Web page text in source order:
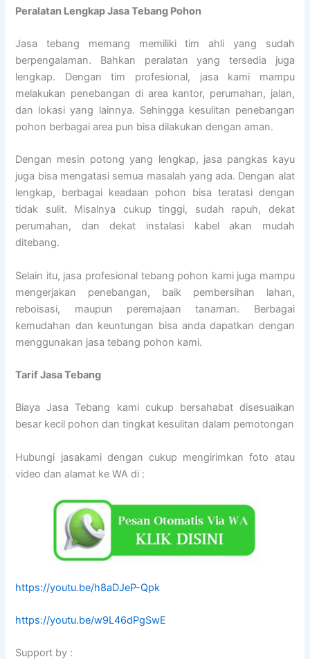
Peralatan Lengkap Jasa Tebang Pohon
Jasa tebang memang memiliki tim ahli yang sudah
berpengalaman. Bahkan peralatan yang tersedia juga
lengkap. Dengan tim profesional, jasa kami mampu
melakukan penebangan di area kantor, perumahan, jalan,
dan lokasi yang lainnya. Sehingga kesulitan penebangan
pohon berbagai area pun bisa dilakukan dengan aman.
Dengan mesin potong yang lengkap, jasa pangkas kayu
juga bisa mengatasi semua masalah yang ada. Dengan alat
lengkap, berbagai keadaan pohon bisa teratasi dengan
tidak sulit. Misalnya cukup tinggi, sudah rapuh, dekat
perumahan, dan dekat instalasi kabel akan mudah
ditebang.
Selain itu, jasa profesional tebang pohon kami juga mampu
mengerjakan penebangan, baik pembersihan lahan,
reboisasi, maupun peremajaan tanaman. Berbagai
kemudahan dan keuntungan bisa anda dapatkan dengan
menggunakan jasa tebang pohon kami.
TarifJasa Tebang
Biaya Jasa Tebang kami cukup bersahabat disesuaikan
besar kecil pohon dan tingkat kesulitan dalam pemotongan
Hubungi jasakami dengan cukup mengirimkan foto atau
video dan alamat ke WA di :
https://youtu.be/h8aDJeP-Qpk
https://youtu.be/w9L46dPgSwE
Support by :